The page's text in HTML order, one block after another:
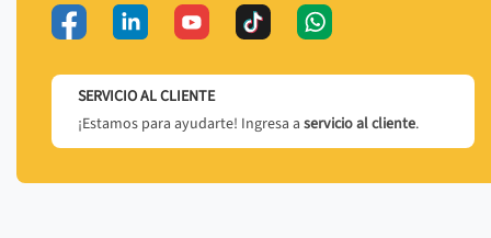
SERVICIO AL CLIENTE
¡Estamos para ayudarte! Ingresa a servicio al cliente.